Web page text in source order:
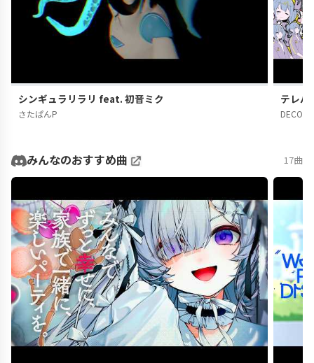
シンギュラリラリ feat. 初音ミク
さたぱんP
テレ
みんなのおすすめ曲 17曲